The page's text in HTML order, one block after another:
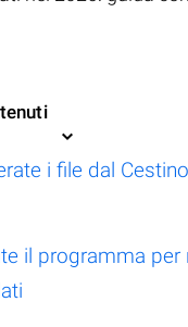
i file dal
il programma per